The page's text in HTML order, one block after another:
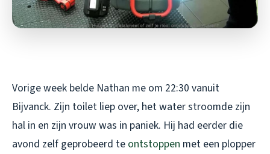
Vorige week belde Nathan me om 22:30 vanuit
Bijvanck. Zijn toilet liep over, het water stroomde zijn
hal in en zijn vrouw was in paniek. Hij had eerder die
avond zelf geprobeerd te ontstoppen met een plopper